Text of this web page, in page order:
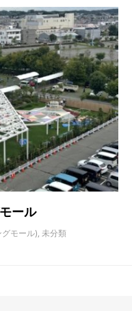
ール
モール), 未分類